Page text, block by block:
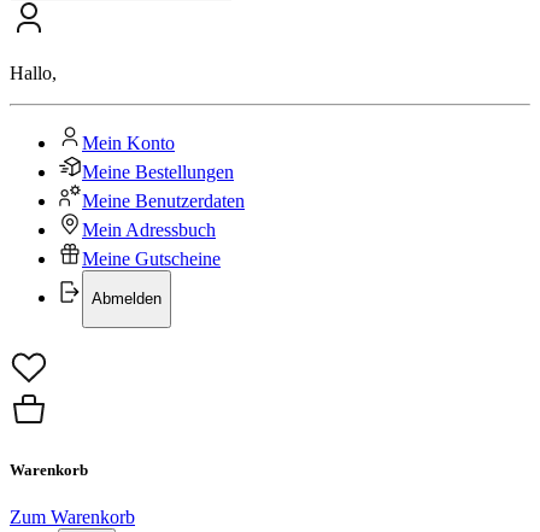
Hallo,
Mein Konto
Meine Bestellungen
Meine Benutzerdaten
Mein Adressbuch
Meine Gutscheine
Abmelden
Warenkorb
Zum Warenkorb